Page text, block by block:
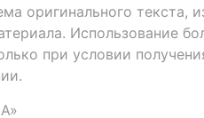
оригинального текста,
Использование
при условии